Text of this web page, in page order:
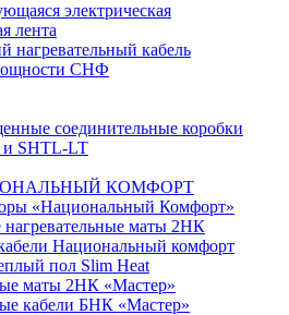
электрическая
лента
нагревательный кабель
СНФ
соединительные коробки
и SHTL-LT
КОМФОРТ
«Национальный Комфорт»
маты 2НК
Национальный комфорт
пол Slim Heat
маты 2НК «Мастер»
кабели БНК «Мастер»